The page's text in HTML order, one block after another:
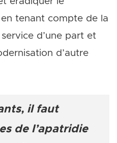
tenant compte de la
d’une part et
d’autre
il faut
de l’apatridie